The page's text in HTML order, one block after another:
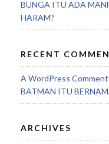
BUNGA ITU ADA
HARAM?
RECENT
A WordPress
BATMAN ITU
ARCHIVES